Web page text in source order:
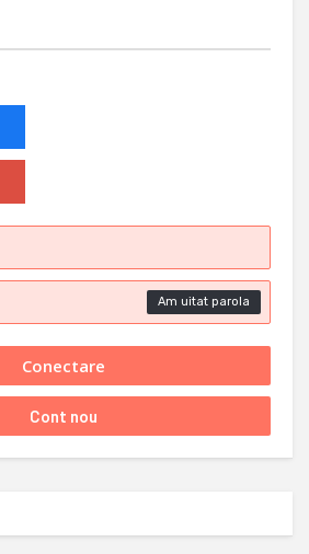
Am uitat parola